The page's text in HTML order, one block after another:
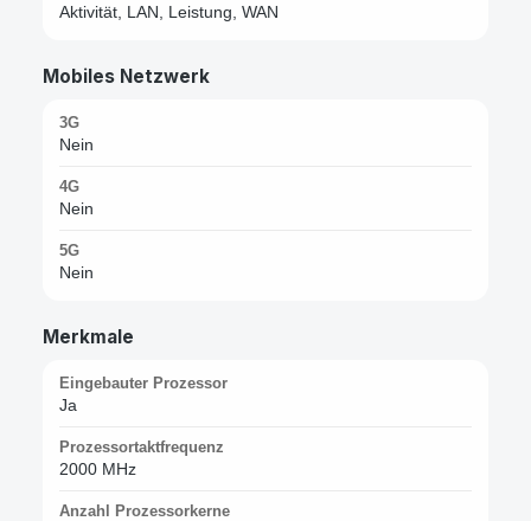
Aktivität, LAN, Leistung, WAN
Mobiles Netzwerk
3G
Nein
4G
Nein
5G
Nein
Merkmale
Eingebauter Prozessor
Ja
Prozessortaktfrequenz
2000 MHz
Anzahl Prozessorkerne